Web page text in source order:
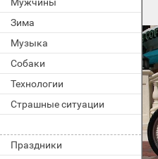
Зима
Музыка
Собаки
Технологии
Страшные ситуации
Праздники